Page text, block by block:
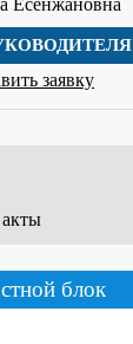
заявку
блок